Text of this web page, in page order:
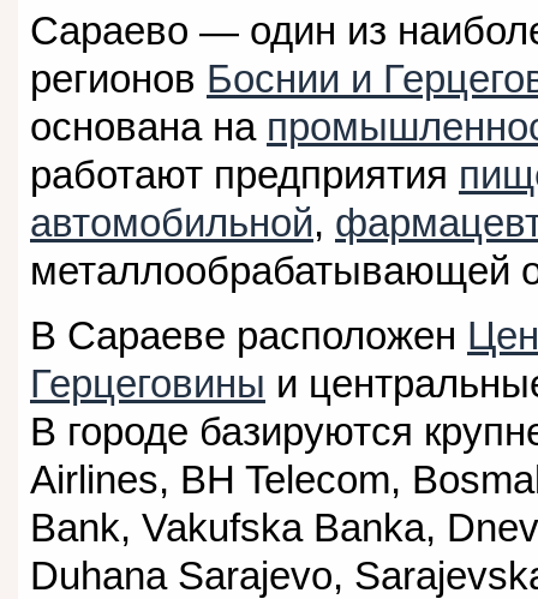
Сараево — один из
регионов Боснии и
основана на
работают предприятия
автомобильной,
металлообрабатывающей
В Сараеве расположен
Герцеговины и
В городе базируются
Airlines, BH Telecom,
Bank, Vakufska Banka,
Duhana Sarajevo,